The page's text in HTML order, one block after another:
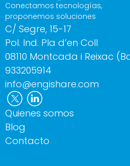
Conectamos tecnologías,
proponemos soluciones
Quienes somos
Blog
Contacto
C/ Segre, 15-17
Pol. Ind. Pla d’en Coll
08110 Montcada i Reixac
933205914
info@engishare.com